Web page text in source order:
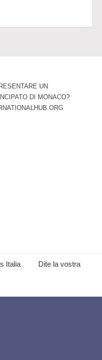
UN
DI MONACO?
Italia Dite la vostra